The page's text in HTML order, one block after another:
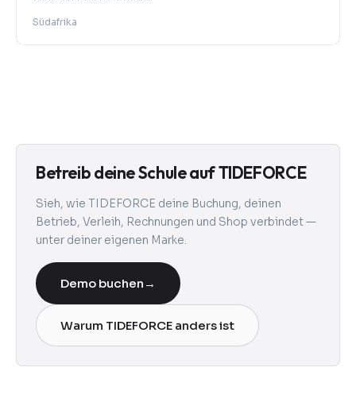
Südafrika
Betreib deine Schule auf TIDEFORCE
Sieh, wie TIDEFORCE deine Buchung, deinen
Betrieb, Verleih, Rechnungen und Shop verbindet —
unter deiner eigenen Marke.
Demo buchen →
Warum TIDEFORCE anders ist